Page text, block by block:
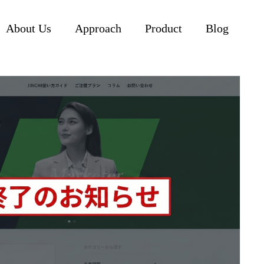
About Us Approach Product Blog